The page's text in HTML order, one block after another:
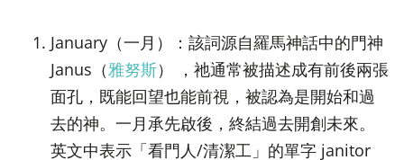
January（一月）：該詞源自羅馬神話中的門神
Janus（雅努斯） ，祂通常被描述成有前後兩張
面孔，既能回望也能前視，被認為是開始和過
去的神。一月承先啟後，終結過去開創未來。
英文中表示「看門人/清潔工」的單字 janitor